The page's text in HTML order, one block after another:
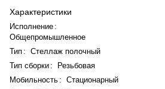
Характеристики
Исполнение :
Общепромышленное
Тип : Стеллаж полочный
Тип сборки:
Резьбовая
Мобильность : Стационарный